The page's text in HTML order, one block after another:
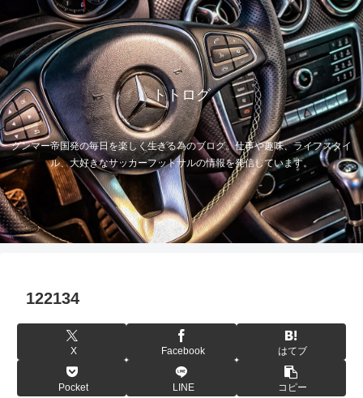
トトログ
グンマー帝国発の毎日を楽しく生きる為のブログ。仕事や趣味、ライフスタイ
ル、大好きなサッカーフットサルの情報を発信しています。
122134
X Facebook はてブ
Pocket LINE コピー